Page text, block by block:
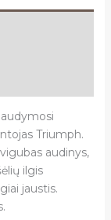
Triumph.
audinys,
ilgis
jaustis.